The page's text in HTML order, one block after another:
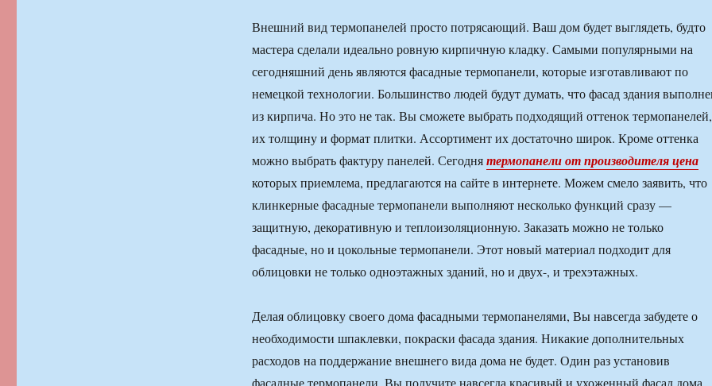
Внешний вид термопанелей просто потрясающий. Ваш дом будет выглядеть, будто
мастера сделали идеально ровную кирпичную кладку. Самыми популярными на
сегодняшний день являются фасадные термопанели, которые изготавливают по
немецкой технологии. Большинство людей будут думать, что фасад здания
из кирпича. Но это не так. Вы сможете выбрать подходящий оттенок термопанелей,
их толщину и формат плитки. Ассортимент их достаточно широк. Кроме оттенка
можно выбрать фактуру панелей. Сегоднятермопанели от производителя цена
которых приемлема, предлагаются на сайте в интернете. Можем смело заявить, что
клинкерные фасадные термопанели выполняют несколько функций сразу —
защитную, декоративную и теплоизоляционную. Заказать можно не только
фасадные, но и цокольные термопанели. Этот новый материал подходит для
облицовки не только одноэтажных зданий, но и двух-, и трехэтажных.
Делая облицовку своего дома фасадными термопанелями, Вы навсегда забудете о
необходимости шпаклевки, покраски фасада здания. Никакие дополнительных
расходов на поддержание внешнего вида дома не будет. Один раз установив